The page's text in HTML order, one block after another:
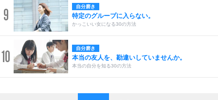
9 自分磨き
特定のグループに入らない。
かっこいい女になる30の方法
10 自分磨き
本当の友人を、勘違いしていませんか。
本当の自分を知る30の方法